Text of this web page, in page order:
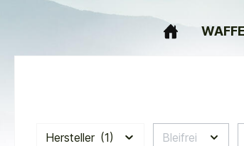
Hersteller (1) Bleifrei